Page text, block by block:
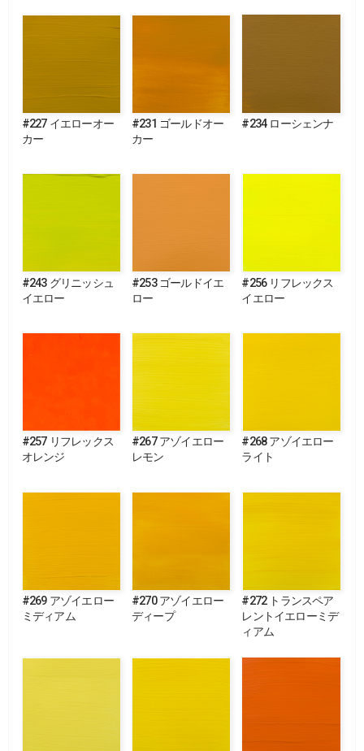
#227 イエローオー
カー
#231 ゴールドオー
カー
#234 ローシェンナ
#243 グリニッシュ
イエロー
#253 ゴールドイエ
ロー
#256 リフレックス
イエロー
#257 リフレックス
オレンジ
#267 アゾイエロー
レモン
#268 アゾイエロー
ライト
#269 アゾイエロー
ミディアム
#270 アゾイエロー
ディープ
#272 トランスペア
レントイエローミデ
ィアム